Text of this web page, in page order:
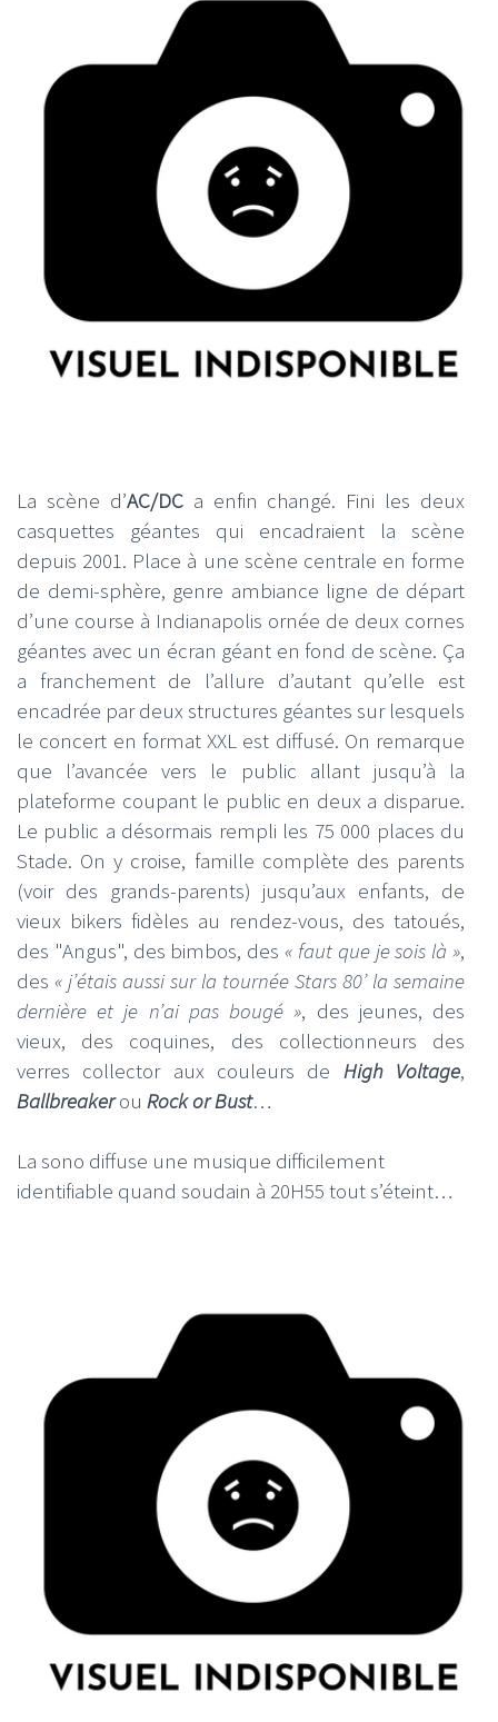
La scène d’AC/DCa enfin changé. Fini les deux
casquettes géantes qui encadraient la scène
depuis 2001. Place à une scène centrale en forme
de demi-sphère, genre ambiance ligne de départ
d’une course à Indianapolis ornée de deux cornes
géantes avec un écran géant en fond de scène. Ça
a franchement de l’allure d’autant qu’elle est
encadrée par deux structures géantes sur lesquels
le concert en format XXL est diffusé. On remarque
que l’avancée vers le public allant jusqu’à la
plateforme coupant le public en deux a disparue.
Le public a désormais rempli les 75 000 places du
Stade. On y croise, famille complète des parents
(voir des grands-parents) jusqu’aux enfants, de
vieux bikers fidèles au rendez-vous, des tatoués,
des "Angus", des bimbos, des« faut que je sois là »,
des « j’étais aussi sur la tournée Stars 80’ la semaine
dernière et je n’ai pas bougé », des jeunes, des
vieux, des coquines, des collectionneurs des
verres collector aux couleurs de High Voltage,
Ballbreakerou Rock or Bust…
La sono diffuse une musique difficilement
identifiable quand soudain à 20H55 tout s’éteint…